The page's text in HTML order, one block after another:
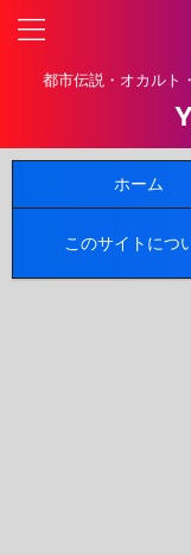
都市伝説・オカルト
ホーム
このサイトにつ